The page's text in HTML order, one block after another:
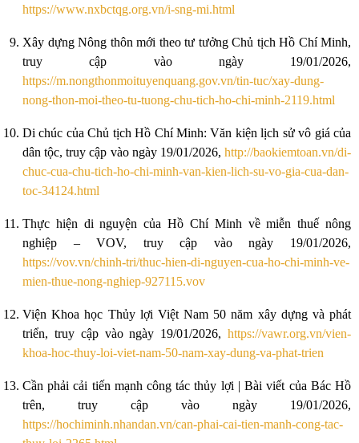
https://www.nxbctqg.org.vn/i-sng-mi.html
Xây dựng Nông thôn mới theo tư tưởng Chủ tịch Hồ Chí Minh,
truy cập vào ngày 19/01/2026,
https://m.nongthonmoituyenquang.gov.vn/tin-tuc/xay-dung-
nong-thon-moi-theo-tu-tuong-chu-tich-ho-chi-minh-2119.html
Di chúc của Chủ tịch Hồ Chí Minh: Văn kiện lịch sử vô giá của
dân tộc, truy cập vào ngày 19/01/2026, http://baokiemtoan.vn/di-
chuc-cua-chu-tich-ho-chi-minh-van-kien-lich-su-vo-gia-cua-dan-
toc-34124.html
Thực hiện di nguyện của Hồ Chí Minh về miễn thuế nông
nghiệp – VOV, truy cập vào ngày 19/01/2026,
https://vov.vn/chinh-tri/thuc-hien-di-nguyen-cua-ho-chi-minh-ve-
mien-thue-nong-nghiep-927115.vov
Viện Khoa học Thủy lợi Việt Nam 50 năm xây dựng và phát
triển, truy cập vào ngày 19/01/2026, https://vawr.org.vn/vien-
khoa-hoc-thuy-loi-viet-nam-50-nam-xay-dung-va-phat-trien
Cần phải cải tiến mạnh công tác thủy lợi | Bài viết của Bác Hồ
trên, truy cập vào ngày 19/01/2026,
https://hochiminh.nhandan.vn/can-phai-cai-tien-manh-cong-tac-